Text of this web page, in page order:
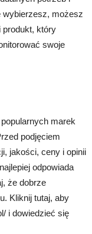
wybierzesz, możesz
który
swoje
marek
podjęciem
jakości, ceny i opinii
odpowiada
że dobrze
Kliknij tutaj, aby
i dowiedzieć się